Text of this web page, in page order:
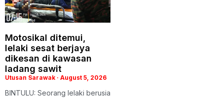
Motosikal ditemui,
lelaki sesat berjaya
dikesan di kawasan
ladang sawit
Utusan Sarawak August 5, 2026
BINTULU: Seorang lelaki berusia